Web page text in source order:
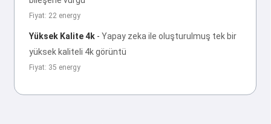
Fiyat: 22 energy
Yüksek Kalite 4k - Yapay zeka ile oluşturulmuş tek bir
yüksek kaliteli 4k görüntü
Fiyat: 35 energy